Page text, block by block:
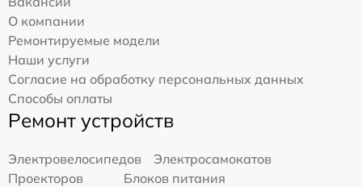
О компании
Ремонтируемые модели
Наши услуги
Согласие на обработку персональных данных
Способы оплаты
Ремонт устройств
Электровелосипедов
Электросамокатов
Проекторов
Блоков питания